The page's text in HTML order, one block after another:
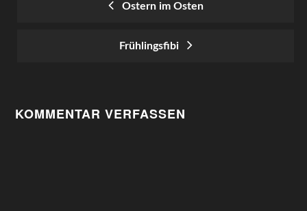
Ostern im Osten
Frühlingsfibi
KOMMENTAR VERFASSEN